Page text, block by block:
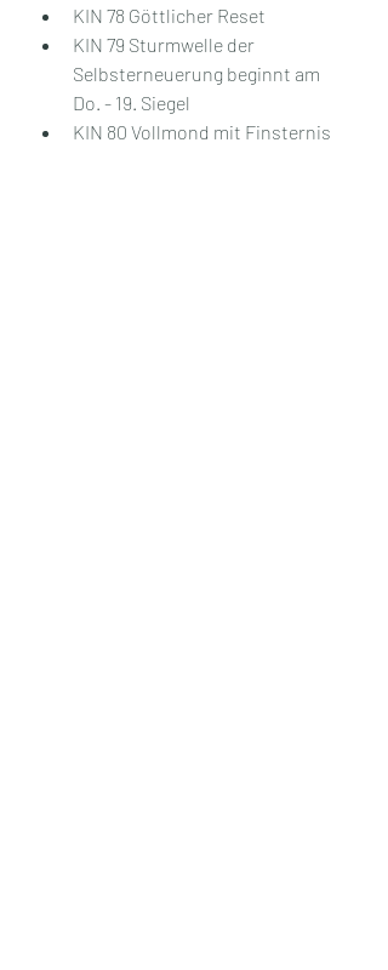
KIN 78 Göttlicher Reset
KIN 79 Sturmwelle der
Selbsterneuerung beginnt am
Do. - 19. Siegel
KIN 80 Vollmond mit Finsternis